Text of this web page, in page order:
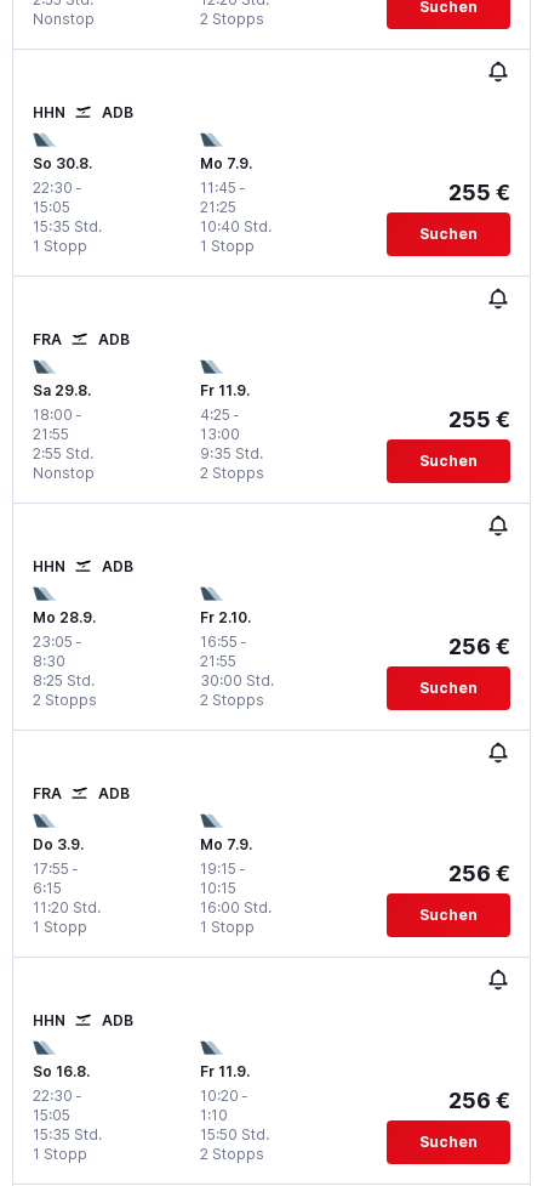
Nonstop
2 Stopps
Suchen
HHN ADB
So 30.8.
22:30 -
15:05
1 Stopp
15:35 Std.
Mo 7.9.
11:45 -
21:25
1 Stopp
10:40 Std.
255 €
Suchen
FRA ADB
Sa 29.8.
18:00 -
21:55
Nonstop
2:55 Std.
Fr 11.9.
4:25 -
13:00
2 Stopps
9:35 Std.
255 €
Suchen
HHN ADB
Mo 28.9.
23:05 -
8:30
2 Stopps
8:25 Std.
Fr 2.10.
16:55 -
21:55
2 Stopps
30:00 Std.
256 €
Suchen
FRA ADB
Do 3.9.
17:55 -
6:15
1 Stopp
11:20 Std.
Mo 7.9.
19:15 -
10:15
1 Stopp
16:00 Std.
256 €
Suchen
HHN ADB
So 16.8.
22:30 -
15:05
1 Stopp
15:35 Std.
Fr 11.9.
10:20 -
1:10
2 Stopps
15:50 Std.
256 €
Suchen